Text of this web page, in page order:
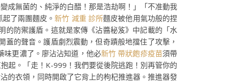
成無菌的、純淨的白醋！那是浩劫啊！」「不准動我
起了兩團麵皮。新竹 減重 診所麵皮被他用氣功般的捏
的防禦護盾。這就是家傳《沾醬秘笈》中記載的「水
蓋的聲音。護盾劇烈震動，但奇蹟般地擋住了攻擊，
味更濃了。廖沾沾知道，他必新竹 帶狀皰疹疫苗須帶
起。「走！K-999！我們要從後院逃跑！別再管你的
的衣領，同時開啟了它背上的枸杞推進器。推進器發